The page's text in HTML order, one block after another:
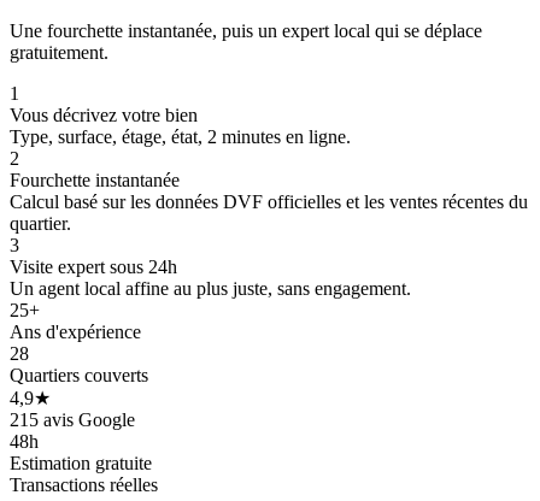
Une fourchette instantanée, puis un expert local qui se déplace
gratuitement.
1
Vous décrivez votre bien
Type, surface, étage, état, 2 minutes en ligne.
2
Fourchette instantanée
Calcul basé sur les données DVF officielles et les ventes récentes du
quartier.
3
Visite expert sous 24h
Un agent local affine au plus juste, sans engagement.
25+
Ans d'expérience
28
Quartiers couverts
4,9★
215 avis Google
48h
Estimation gratuite
Transactions réelles